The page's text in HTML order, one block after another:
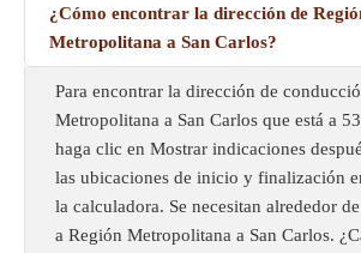
¿Cómo encontrar la dirección de
Metropolitana a San Carlos?
Para encontrar la dirección de
Metropolitana a San Carlos que está a
haga clic en Mostrar indicaciones
las ubicaciones de inicio y finalización
la calculadora. Se necesitan alrededor
a Región Metropolitana a San Carlos.